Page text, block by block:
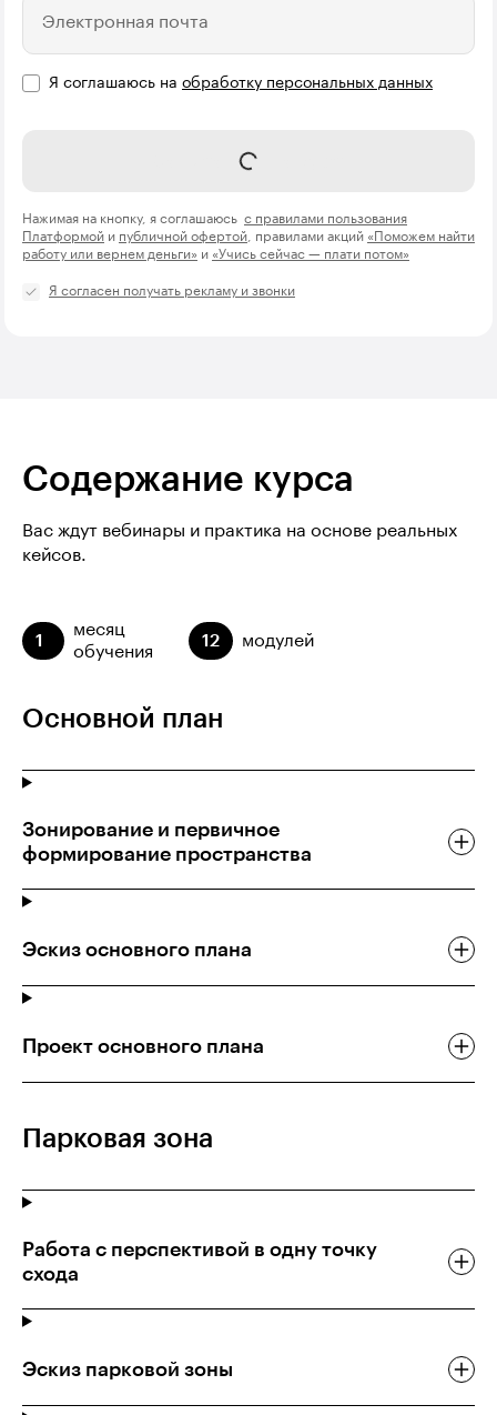
Электронная почта
Я соглашаюсь на обработку персональных данных
Записаться на курс
Нажимая на кнопку, я соглашаюсь с правилами пользования
Платформой и публичной офертой , правилами акций «Поможем найти
работу или вернем деньги» и «Учись сейчас — плати потом»
Я согласен получать рекламу и звонки
Содержание курса
Вас ждут вебинары и практика на основе реальных
кейсов.
1
месяц
обучения
12 модулей
Основной план
Зонирование и первичное
формирование пространства
Эскиз основного плана
Проект основного плана
Парковая зона
Работа с перспективой в одну точку
схода
Эскиз парковой зоны